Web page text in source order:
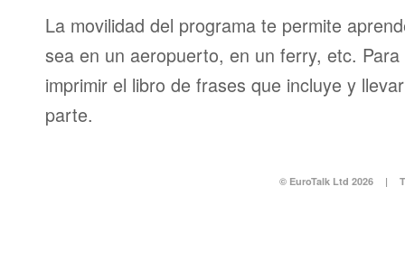
La movilidad del programa te permite
sea en un aeropuerto, en un ferry, etc.
imprimir el libro de frases que incluye y
parte.
© EuroTalk Ltd 2026 |